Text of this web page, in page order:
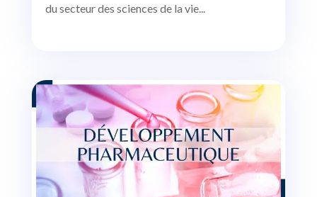
du secteur des sciences de la vie...